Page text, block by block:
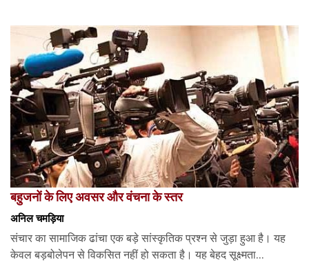
बहुजनों के लिए अवसर और वंचना के स्तर
अनिल चमड़िया
संचार का सामाजिक ढांचा एक बड़े सांस्कृतिक प्रश्न से जुड़ा हुआ है। यह
केवल बड़बोलेपन से विकसित नहीं हो सकता है। यह बेहद सूक्ष्मता...